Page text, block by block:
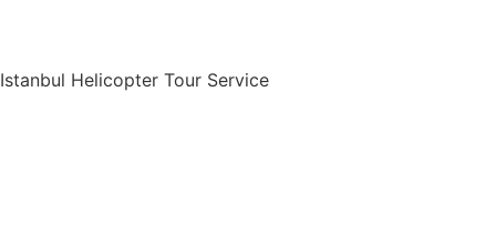
Istanbul Helicopter Tour Service